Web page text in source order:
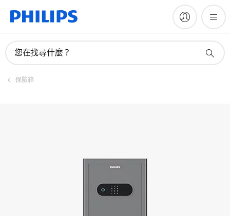
您在找尋什麼？
保險箱
註冊產品